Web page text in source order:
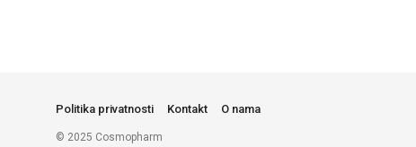
Politika privatnosti Kontakt O nama
© 2025 Cosmopharm